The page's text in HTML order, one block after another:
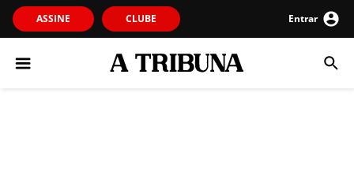
ASSINE CLUBE Entrar